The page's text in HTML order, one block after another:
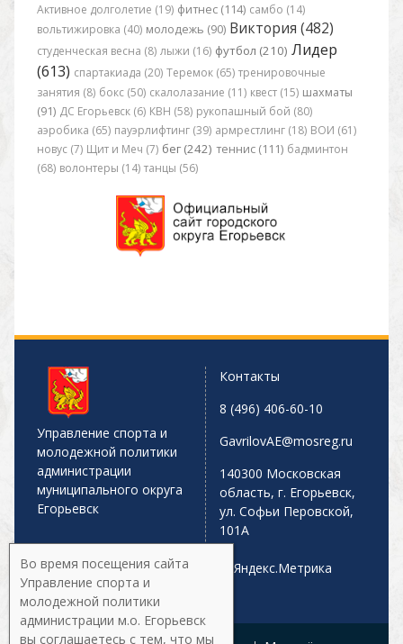
Активное долголетие (19) фитнес (114) самбо (14)
вольтижировка (40) молодежь (90) Виктория (482)
студенческая весна (8) лыжи (16) футбол (210) Лидер
(613) спартакиада (20) Теремок (65) тренировочные
занятия (8) бокс (50) скалолазание (11) квест (15) шахматы
(91) ДС Егорьевск (6) КВН (58) рукопашный бой (80)
аэробика (65) пауэрлифтинг (39) армрестлинг (18) ВОИ (61)
новус (7) Щит и Меч (7) бег (242) теннис (111) бадминтон
(68) волонтеры (14) танцы (56)
Управление спорта и
молодежной политики
администрации
муниципального округа
Егорьевск
Контакты
8 (496) 406-60-10
GavrilovAE@mosreg.ru
140300 Московская
область, г. Егорьевск,
ул. Софьи Перовской,
101А
Во время посещения сайта
Управление спорта и
молодежной политики
администрации м.о. Егорьевск
вы соглашаетесь с тем, что мы